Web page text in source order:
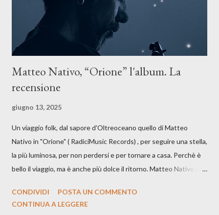
artistico con una composizi...
Matteo Nativo, “Orione” l'album. La
recensione
giugno 13, 2025
Un viaggio folk, dal sapore d'Oltreoceano quello di Matteo
Nativo in "Orione" ( RadiciMusic Records) , per seguire una stella,
la più luminosa, per non perdersi e per tornare a casa. Perchè è
bello il viaggio, ma è anche più dolce il ritorno. Matteo Nativo per
indubbiamente matura e consapevole oltre che con ottimi
CONDIVIDI
POSTA UN COMMENTO
CONTINUA A LEGGERE